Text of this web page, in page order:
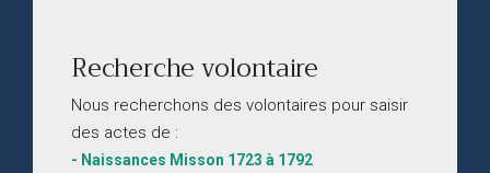
Recherche volontaire
Nous recherchons des volontaires pour saisir
des actes de :
- Naissances Misson 1723 à 1792